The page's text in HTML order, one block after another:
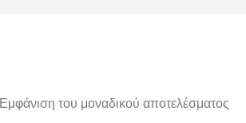
Εμφάνιση του μοναδικού αποτελέσματος